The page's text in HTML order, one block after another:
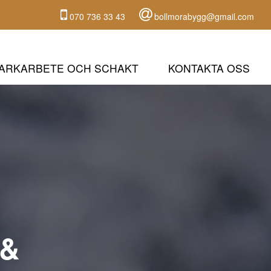
OCH SCHAKT KONTAKTA OSS
bollmorabygg@gmail.com
070 736 33 43